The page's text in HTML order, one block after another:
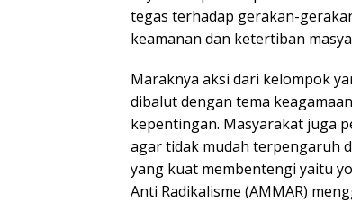
tegas terhadap gerakan-
keamanan dan ketertiban
Maraknya aksi dari kelompok
dibalut dengan tema
kepentingan. Masyarakat juga
agar tidak mudah terpengaruh
yang kuat membentengi yaitu
Anti Radikalisme (AMMAR)